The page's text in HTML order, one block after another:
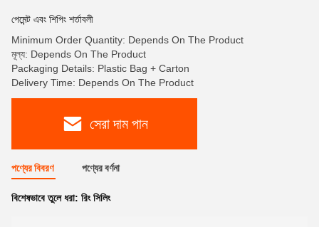
পেমেন্ট এবং শিপিং শর্তাবলী
Minimum Order Quantity: Depends On The Product
মূল্য: Depends On The Product
Packaging Details: Plastic Bag + Carton
Delivery Time: Depends On The Product
সেরা দাম পান
পণ্যের বিবরণ পণ্যের বর্ণনা
বিশেষভাবে তুলে ধরা: রিং সিলিং